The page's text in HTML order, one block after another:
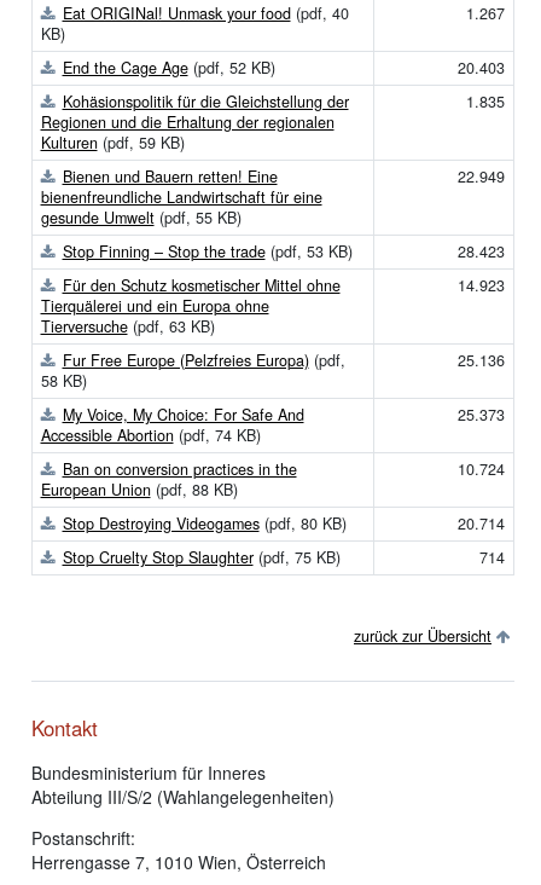
Eat ORIGINal! Unmask your food(pdf, 40
KB)
1.267
End the Cage Age(pdf, 52 KB)
20.403
Kohäsionspolitik für die Gleichstellung der
Regionen und die Erhaltung der regionalen
Kulturen(pdf, 59 KB)
1.835
Bienen und Bauern retten! Eine
bienenfreundliche Landwirtschaft für eine
gesunde Umwelt(pdf, 55 KB)
22.949
Stop Finning – Stop the trade(pdf, 53 KB)
28.423
Für den Schutz kosmetischer Mittel ohne
Tierquälerei und ein Europa ohne
Tierversuche(pdf, 63 KB)
14.923
Fur Free Europe (Pelzfreies Europa)(pdf,
58 KB)
25.136
My Voice, My Choice: For Safe And
Accessible Abortion(pdf, 74 KB)
25.373
Ban on conversion practices in the
European Union(pdf, 88 KB)
10.724
Stop Destroying Videogames(pdf, 80 KB)
20.714
Stop Cruelty Stop Slaughter(pdf, 75 KB) 714
zurück zur Übersicht
Kontakt
Bundesministerium für Inneres
Abteilung III/S/2 (Wahlangelegenheiten)
Postanschrift:
Herrengasse 7, 1010 Wien, Österreich